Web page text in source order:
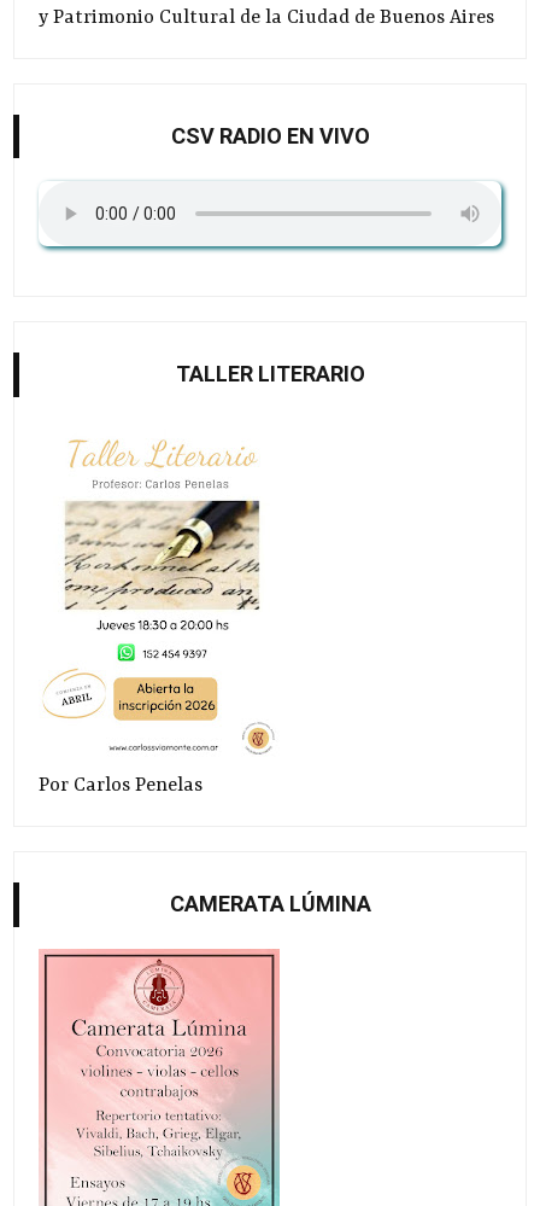
y Patrimonio Cultural de la Ciudad de Buenos Aires
CSV RADIO EN VIVO
TALLER LITERARIO
Por Carlos Penelas
CAMERATA LÚMINA